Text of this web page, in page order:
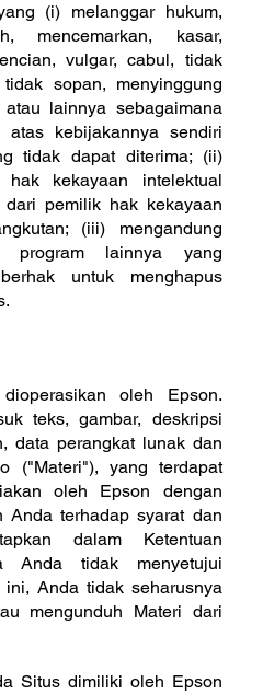
(i) melanggar hukum,
mencemarkan, kasar,
vulgar, cabul, tidak
sopan, menyinggung
lainnya sebagaimana
kebijakannya sendiri
tidak dapat diterima; (ii)
kekayaan intelektual
pemilik hak kekayaan
(iii) mengandung
program lainnya yang
untuk menghapus
oleh Epson.
teks, gambar, deskripsi
data perangkat lunak dan
("Materi"), yang terdapat
oleh Epson dengan
Anda terhadap syarat dan
dalam Ketentuan
Anda tidak menyetujui
ini, Anda tidak seharusnya
mengunduh Materi dari
Situs dimiliki oleh Epson